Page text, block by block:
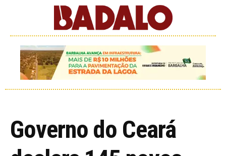
Governo do Ceará